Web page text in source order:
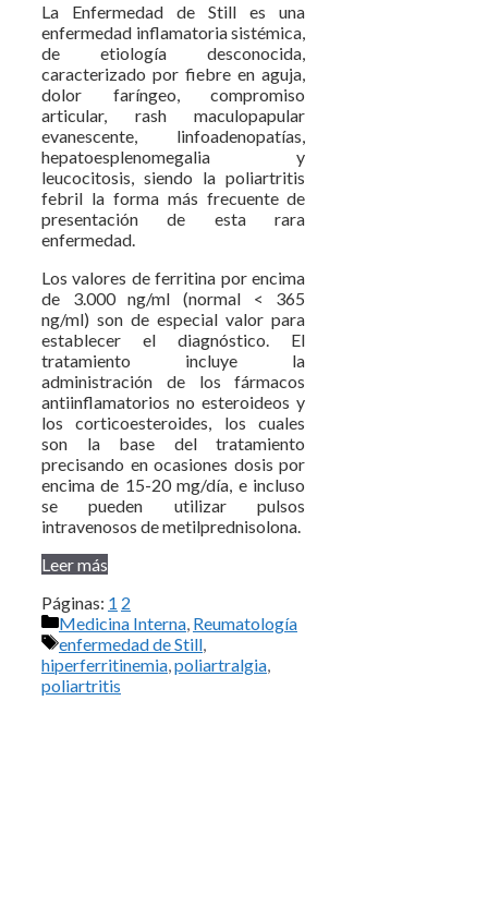
La Enfermedad de Still es una
enfermedad inflamatoria sistémica,
de etiología desconocida,
caracterizado por fiebre en aguja,
dolor faríngeo, compromiso
articular, rash maculopapular
evanescente, linfoadenopatías,
hepatoesplenomegalia y
leucocitosis, siendo la poliartritis
febril la forma más frecuente de
presentación de esta rara
enfermedad.
Los valores de ferritina por encima
de 3.000 ng/ml (normal < 365
ng/ml) son de especial valor para
establecer el diagnóstico. El
tratamiento incluye la
administración de los fármacos
antiinflamatorios no esteroideos y
los corticoesteroides, los cuales
son la base del tratamiento
precisando en ocasiones dosis por
encima de 15-20 mg/día, e incluso
se pueden utilizar pulsos
intravenosos de metilprednisolona.
Leer más
Páginas: 1 2
Categorías
Medicina Interna, Reumatología
Etiquetas
enfermedad de Still,
hiperferritinemia,poliartralgia,
poliartritis